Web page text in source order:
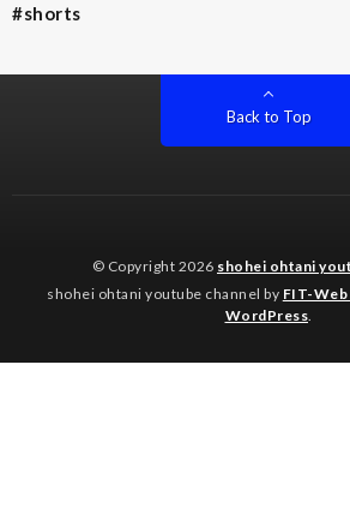
#shorts
Back to Top
© Copyright 2026 shohei ohtani
shohei ohtani youtube channel by FIT-
WordPress